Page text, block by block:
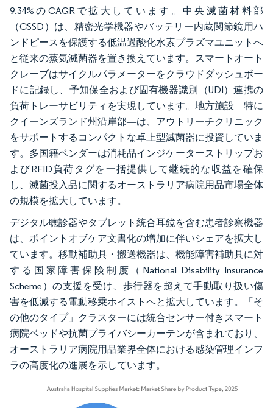
9.34%のCAGRで拡大しています。中央滅菌材料部
（CSSD）は、精密光学機器やバッテリー内蔵関節鏡用ハ
ンドピースを保護する低温過酸化水素プラズマユニットへ
と従来の蒸気滅菌器を置き換えています。スマートオート
クレーブはサイクルパラメーターをクラウドダッシュボー
ドに記録し、予知保全および固有機器識別（UDI）連携の
負荷トレーサビリティを実現しています。地方施設―特に
クイーンズランド州沿岸部―は、アウトリーチクリニック
をサポートするコンパクトな卓上型滅菌器に投資していま
す。多国籍ベンダーは消耗品インジケーターストリップお
よびRFID負荷タグを一括提供して継続的な収益を確保
し、滅菌投入品に関するオーストラリア病院用品市場全体
の規模を拡大しています。
デジタル聴診器やタブレット統合耳鏡を含む患者診察機器
は、ポイントオブケア文書化の増加に伴いシェアを拡大し
ています。移動補助具・搬送機器は、機能障害補助具に対
する国家障害保険制度（National Disability Insurance
Scheme）の支援を受け、歩行器を超えて手動取り扱い傷
害を低減する電動移乗ホイストへと拡大しています。「そ
の他のタイプ」クラスターには統合センサー付きスマート
病院ベッドや抗菌プライバシーカーテンが含まれており、
オーストラリア病院用品業界全体における感染管理インフ
ラの高度化の進展を示しています。